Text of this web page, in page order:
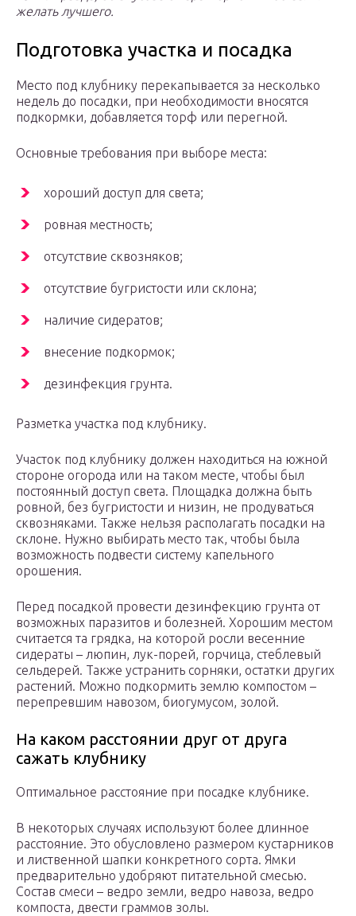
желать лучшего.
Подготовка участка и посадка
Место под клубнику перекапывается за несколько
недель до посадки, при необходимости вносятся
подкормки, добавляется торф или перегной.
Основные требования при выборе места:
хороший доступ для света;
ровная местность;
отсутствие сквозняков;
отсутствие бугристости или склона;
наличие сидератов;
внесение подкормок;
дезинфекция грунта.
Разметка участка под клубнику.
Участок под клубнику должен находиться на южной
стороне огорода или на таком месте, чтобы был
постоянный доступ света. Площадка должна быть
ровной, без бугристости и низин, не продуваться
сквозняками. Также нельзя располагать посадки на
склоне. Нужно выбирать место так, чтобы была
возможность подвести систему капельного
орошения.
Перед посадкой провести дезинфекцию грунта от
возможных паразитов и болезней. Хорошим местом
считается та грядка, на которой росли весенние
сидераты – люпин, лук-порей, горчица, стеблевый
сельдерей. Также устранить сорняки, остатки других
растений. Можно подкормить землю компостом –
перепревшим навозом, биогумусом, золой.
На каком расстоянии друг от друга
сажать клубнику
Оптимальное расстояние при посадке клубнике.
В некоторых случаях используют более длинное
расстояние. Это обусловлено размером кустарников
и лиственной шапки конкретного сорта. Ямки
предварительно удобряют питательной смесью.
Состав смеси – ведро земли, ведро навоза, ведро
компоста, двести граммов золы.